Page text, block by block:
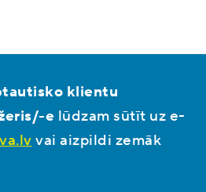
klientu
e lūdzam sūtīt uz e-
vai aizpildi zemāk